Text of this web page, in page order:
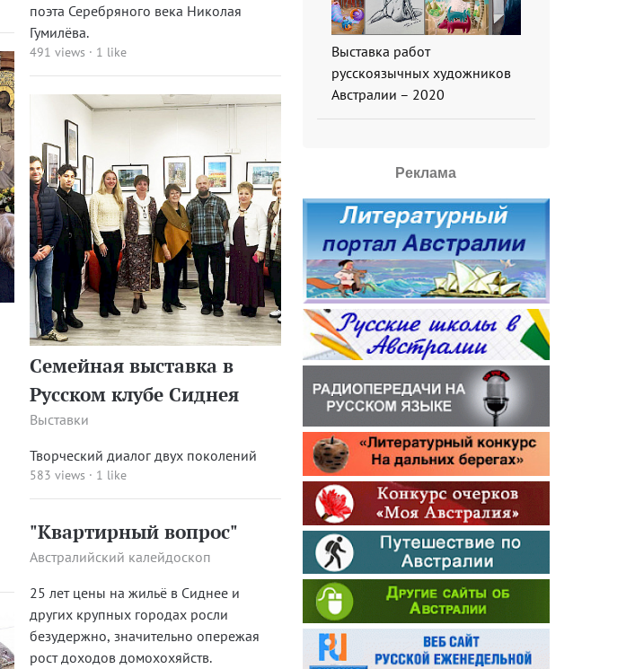
поэта Серебряного века Николая
Гумилёва.
491 views · 1 like
Семейная выставка в
Русском клубе Сиднея
Выставки
Творческий диалог двух поколений
583 views · 1 like
"Квартирный вопрос"
Австралийский калейдоскоп
25 лет цены на жильё в Сиднее и
других крупных городах росли
безудержно, значительно опережая
рост доходов домохохяйств.
Выставка работ
русскоязычных художников
Австралии – 2020
Реклама